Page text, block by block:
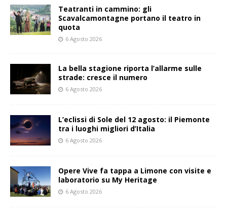
Teatranti in cammino: gli
Scavalcamontagne portano il teatro in
quota
6 Agosto 2026
La bella stagione riporta l’allarme sulle
strade: cresce il numero
6 Agosto 2026
L’eclissi di Sole del 12 agosto: il Piemonte
tra i luoghi migliori d’Italia
6 Agosto 2026
Opere Vive fa tappa a Limone con visite e
laboratorio su My Heritage
6 Agosto 2026